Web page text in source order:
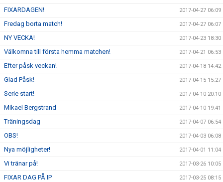
FIXARDAGEN! 2017-04-27 06:09
Fredag borta match! 2017-04-27 06:07
NY VECKA! 2017-04-23 18:30
Välkomna till första hemma matchen! 2017-04-21 06:53
Efter påsk veckan! 2017-04-18 14:42
Glad Påsk! 2017-04-15 15:27
Serie start! 2017-04-10 20:10
Mikael Bergstrand 2017-04-10 19:41
Träningsdag 2017-04-07 06:54
OBS! 2017-04-03 06:08
Nya möjligheter! 2017-04-01 11:04
Vi tränar på! 2017-03-26 10:05
FIXAR DAG PÅ IP 2017-03-25 08:15